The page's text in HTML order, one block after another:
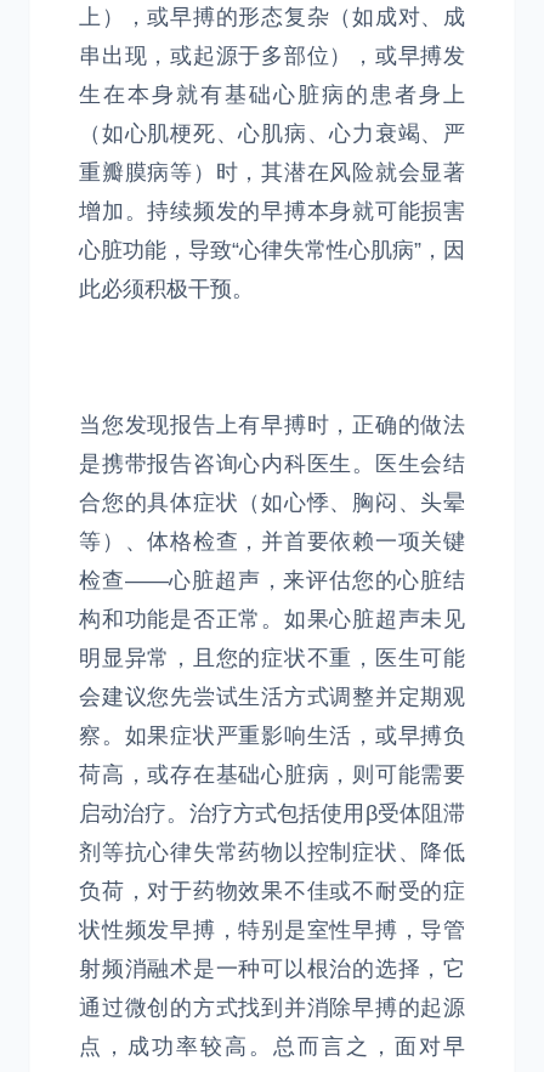
上），或早搏的形态复杂（如成对、成
串出现，或起源于多部位），或早搏发
生在本身就有基础心脏病的患者身上
（如心肌梗死、心肌病、心力衰竭、严
重瓣膜病等）时，其潜在风险就会显著
增加。持续频发的早搏本身就可能损害
心脏功能，导致“心律失常性心肌病”，因
此必须积极干预。
当您发现报告上有早搏时，正确的做法
是携带报告咨询心内科医生。医生会结
合您的具体症状（如心悸、胸闷、头晕
等）、体格检查，并首要依赖一项关键
检查——心脏超声，来评估您的心脏结
构和功能是否正常。如果心脏超声未见
明显异常，且您的症状不重，医生可能
会建议您先尝试生活方式调整并定期观
察。如果症状严重影响生活，或早搏负
荷高，或存在基础心脏病，则可能需要
启动治疗。治疗方式包括使用β受体阻滞
剂等抗心律失常药物以控制症状、降低
负荷，对于药物效果不佳或不耐受的症
状性频发早搏，特别是室性早搏，导管
射频消融术是一种可以根治的选择，它
通过微创的方式找到并消除早搏的起源
点，成功率较高。总而言之，面对早